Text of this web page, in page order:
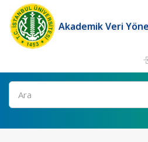
Akademik Veri
Ara